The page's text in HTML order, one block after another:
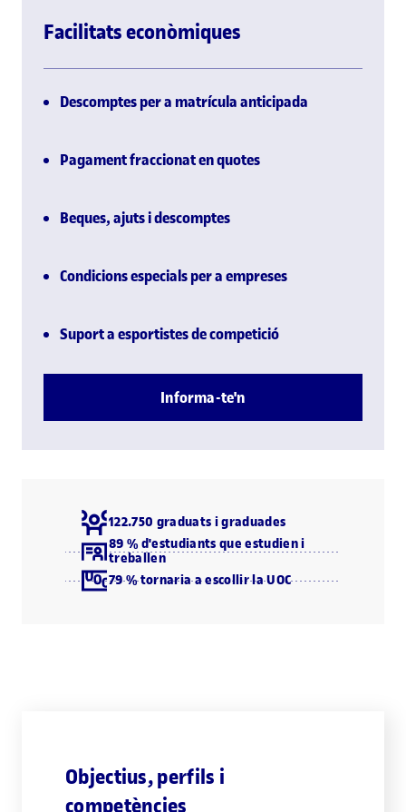
Facilitats econòmiques
Descomptes per a matrícula anticipada
Pagament fraccionat en quotes
Beques, ajuts i descomptes
Condicions especials per a empreses
Suport a esportistes de competició
Informa-te'n
122.750 graduats i graduades
89 % d'estudiants que estudien i
treballen
79 % tornaria a escollir la UOC
Objectius, perfils i
competències